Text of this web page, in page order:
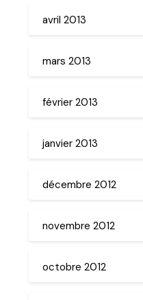
avril 2013
mars 2013
février 2013
janvier 2013
décembre 2012
novembre 2012
octobre 2012